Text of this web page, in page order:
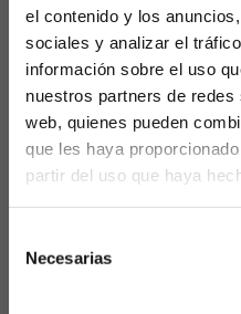
el contenido y los
sociales y analizar el
información sobre el uso
nuestros partners de
web, quienes pueden
que les haya
partir del uso que haya
NecesariasSÍ, SOY
directo que podría
terminar con los mismos
El Athletic es
mismos que el Girona,
la última plaza que da
concretamente a la
El calendario que les
de fuego, con varios